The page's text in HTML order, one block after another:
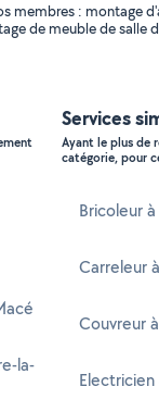
membres : montage
de meuble de salle
la-
Services
Ayant le plus de
catégorie, pour
Bricoleur à
Carreleur
Couvreur
Electricien